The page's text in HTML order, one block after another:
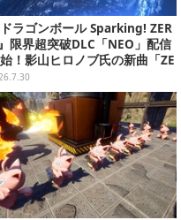
ドラゴンボール Sparking! ZER
限界超突破DLC「NEO」配信
！影山ヒロノブ氏の新曲「ZE
」を使用したオープニングも